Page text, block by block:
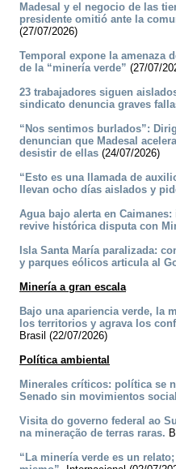
Madesal y el negocio de las
presidente omitió ante la
(27/07/2026)
Temporal expone la amenaza
de la “minería verde” (27/07/
23 trabajadores siguen
sindicato denuncia graves
“Nos sentimos burlados”:
denuncian que Madesal
desistir de ellas (24/07/2026)
“Esto es una llamada de
llevan ocho días aislados y
Agua bajo alerta en
revive histórica disputa con
Isla Santa María paralizada:
y parques eólicos articula al
Minería a gran escala
Bajo una apariencia verde, la
los territorios y agrava los
Brasil (22/07/2026)
Política ambiental
Minerales críticos: política se
Senado sin movimientos
Visita do governo federal ao
na mineração de terras raras.
“La minería verde es un